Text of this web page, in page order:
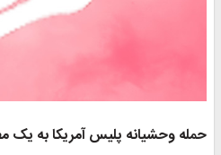
حمله وحشیانه پلیس آمریکا به یک